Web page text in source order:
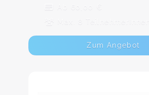
Ab 60,00 €
Max. 8 TeilnehmerInnen
Zum Angebot